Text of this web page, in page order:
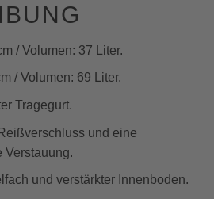
/ Volumen: 37 Liter.
/ Volumen: 69 Liter.
Tragegurt.
und eine
Verstauung.
und verstärkter Innenboden.